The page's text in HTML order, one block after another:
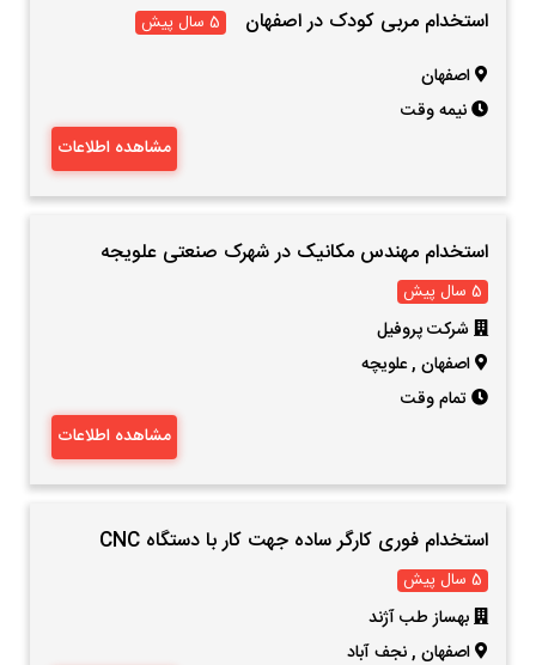
استخدام مربی کودک در اصفهان 5 سال پیش
اصفهان
نیمه وقت
مشاهده اطلاعات
استخدام مهندس مکانیک در شهرک صنعتی علویجه
5 سال پیش
شرکت پروفیل
اصفهان ,علویچه
تمام وقت
مشاهده اطلاعات
استخدام فوری کارگر ساده جهت کار با دستگاه CNC
5 سال پیش
بهساز طب آژند
اصفهان ,نجف آباد